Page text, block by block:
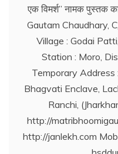
एक विमर्श’’ नामक
Gautam Chaudhary,
Village : Godai
Station : Moro,
Temporary Address
Bhagvati Enclave,
Ranchi,
http://
http://janlekh.com